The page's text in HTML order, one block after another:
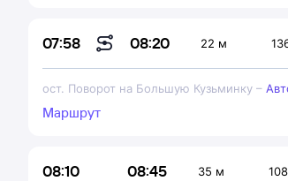
07:58 08:20 22 м
ост. Поворот на Большую Кузьминку –
Маршрут
08:10 08:45 35 м 108